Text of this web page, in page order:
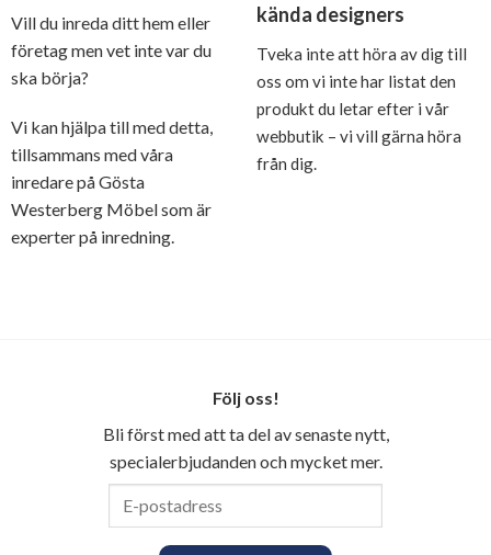
Vill du inreda ditt hem eller
företag men vet inte var du
ska börja?
Vi kan hjälpa till med detta,
tillsammans med våra
inredare på Gösta
Westerberg Möbel som är
experter på inredning.
kända designers
Tveka inte att höra av dig till
oss om vi inte har listat den
produkt du letar efter i vår
webbutik – vi vill gärna höra
från dig.
Följ oss!
Bli först med att ta del av senaste nytt,
specialerbjudanden och mycket mer.